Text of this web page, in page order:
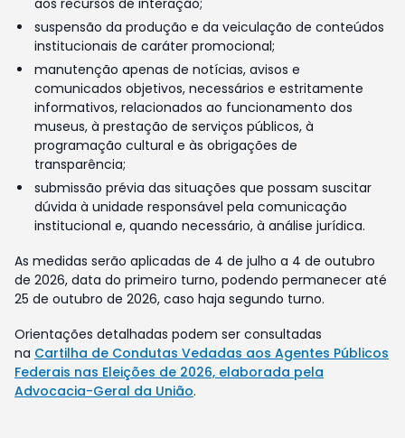
aos recursos de interação;
suspensão da produção e da veiculação de conteúdos
institucionais de caráter promocional;
manutenção apenas de notícias, avisos e
comunicados objetivos, necessários e estritamente
informativos, relacionados ao funcionamento dos
museus, à prestação de serviços públicos, à
programação cultural e às obrigações de
transparência;
submissão prévia das situações que possam suscitar
dúvida à unidade responsável pela comunicação
institucional e, quando necessário, à análise jurídica.
As medidas serão aplicadas de 4 de julho a 4 de outubro
de 2026, data do primeiro turno, podendo permanecer até
25 de outubro de 2026, caso haja segundo turno.
Orientações detalhadas podem ser consultadas
na Cartilha de Condutas Vedadas aos Agentes Públicos
Federais nas Eleições de 2026, elaborada pela
Advocacia-Geral da União.